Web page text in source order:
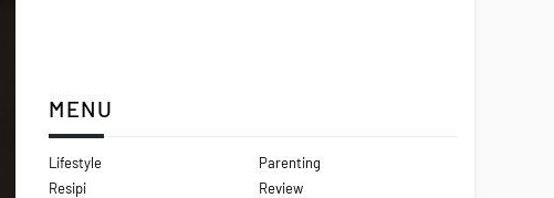
MENU
Lifestyle
Parenting
Resipi
Review